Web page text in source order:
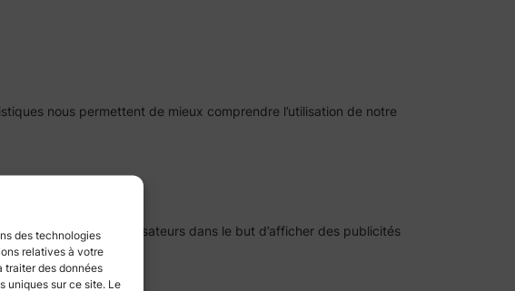
des technologies
relatives à votre
traiter des données
uniques sur ce site. Le
nous permettent de mieux comprendre l’utilisation de notre
des profils d’utilisateurs dans le but d’afficher des publicités
les placer.